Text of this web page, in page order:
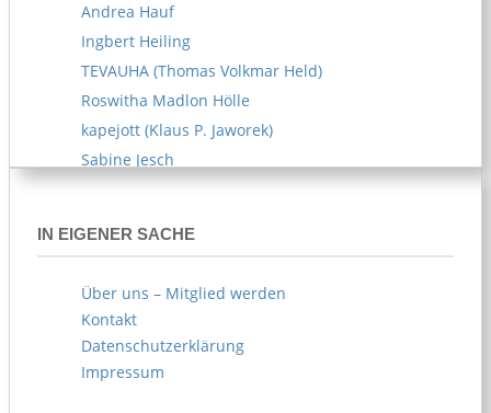
Andrea Hauf
Ingbert Heiling
TEVAUHA (Thomas Volkmar Held)
Roswitha Madlon Hölle
kapejott (Klaus P. Jaworek)
Sabine Jesch
AKOE (Arife Körblein)
Norbert Köster
IN EIGENER SACHE
Über uns – Mitglied werden
Kontakt
Datenschutzerklärung
Impressum